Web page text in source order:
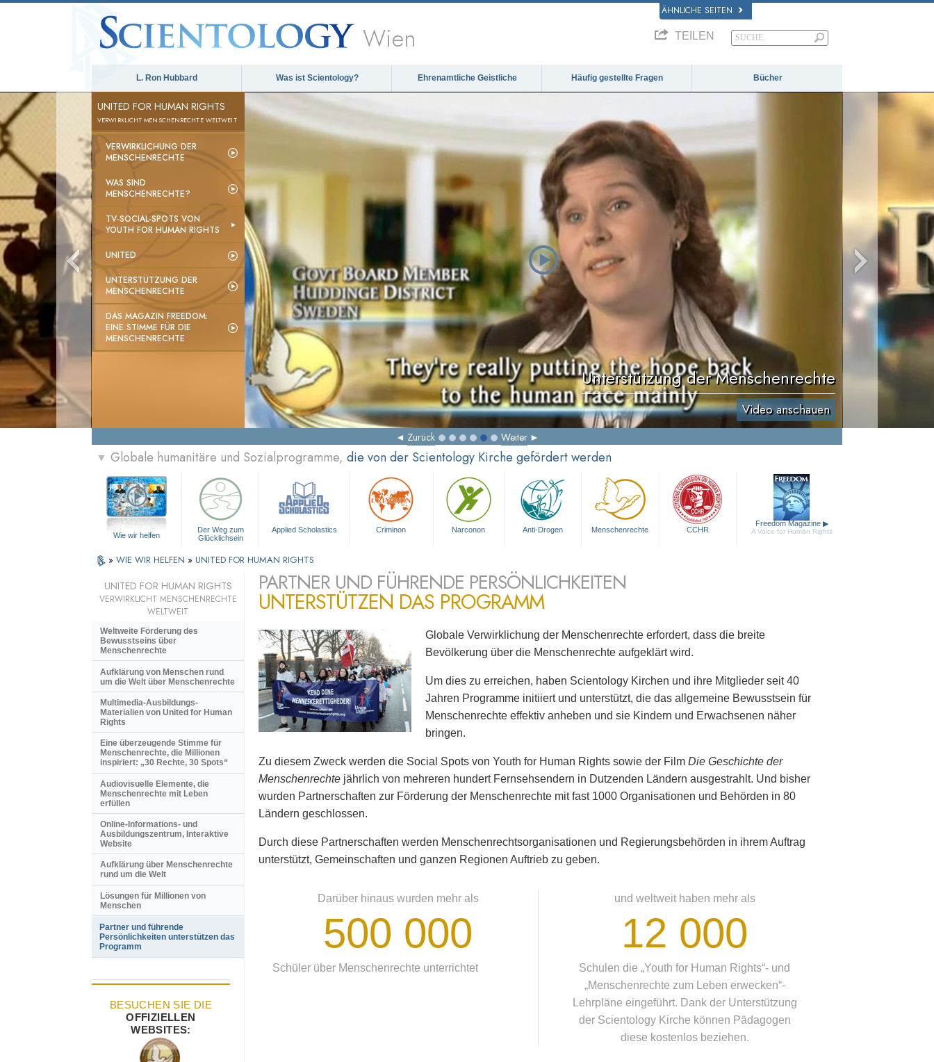
ÄHNLICHE SEITEN
Wien TEILEN
L. Ron Hubbard Was ist Scientology? Ehrenamtliche Geistliche Häufig gestellte Fragen Bücher
UNITED FOR HUMAN RIGHTS
VERWIRKLICHT MENSCHENRECHTE WELTWEIT
VERWIRKLICHUNG DER
MENSCHENRECHTE
WAS SIND
MENSCHENRECHTE?
TV-SOCIAL-SPOTS VON
YOUTH FOR HUMAN RIGHTS
UNITED
UNTERSTÜTZUNG DER
MENSCHENRECHTE
DAS MAGAZIN FREEDOM:
EINE STIMME FÜR DIE
MENSCHENRECHTE
Unterstützung der Menschenrechte
Video anschauen
Zurück Weiter
▼ Globale humanitäre und Sozialprogramme, die von der Scientology Kirche gefördert werden
Wie wir helfen
Der Weg zum
Glücklichsein
Applied Scholastics Criminon Narconon Anti-Drogen Menschenrechte CCHR
Freedom Magazine ▶
A Voice for Human Rights
» WIE WIR HELFEN » UNITED FOR HUMAN RIGHTS
PARTNER UND FÜHRENDE PERSÖNLICHKEITEN
UNTERSTÜTZEN DAS PROGRAMM
Globale Verwirklichung der Menschenrechte erfordert, dass die breite
Bevölkerung über die Menschenrechte aufgeklärt wird.
Um dies zu erreichen, haben Scientology Kirchen und ihre Mitglieder seit 40
Jahren Programme initiiert und unterstützt, die das allgemeine Bewusstsein für
Menschenrechte effektiv anheben und sie Kindern und Erwachsenen näher
bringen.
Zu diesem Zweck werden die Social Spots von Youth for Human Rights sowie der Film Die Geschichte der
Menschenrechte jährlich von mehreren hundert Fernsehsendern in Dutzenden Ländern ausgestrahlt. Und bisher
wurden Partnerschaften zur Förderung der Menschenrechte mit fast 1000 Organisationen und Behörden in 80
Ländern geschlossen.
Durch diese Partnerschaften werden Menschenrechts­organisationen und Regierungsbehörden in ihrem Auftrag
unterstützt, Gemeinschaften und ganzen Regionen Auftrieb zu geben.
Darüber hinaus wurden mehr als
500 000
Schüler über Menschenrechte unterrichtet
und weltweit haben mehr als
12 000
Schulen die „Youth for Human Rights“- und
„Menschenrechte zum Leben erwecken“-
Lehrpläne eingeführt. Dank der Unterstützung
der Scientology Kirche können Pädagogen
diese kostenlos beziehen.
UNITED FOR HUMAN RIGHTS
VERWIRKLICHT MENSCHENRECHTE
WELTWEIT
Weltweite Förderung des
Bewusstseins über
Menschenrechte
Aufklärung von Menschen rund
um die Welt über Menschenrechte
Multimedia-Ausbildungs-
Materialien von United for Human
Rights
Eine überzeugende Stimme für
Menschenrechte, die Millionen
inspiriert: „30 Rechte, 30 Spots“
Audiovisuelle Elemente, die
Menschenrechte mit Leben
erfüllen
Online-Informations- und
Ausbildungszentrum, Interaktive
Website
Aufklärung über Menschenrechte
rund um die Welt
Lösungen für Millionen von
Menschen
Partner und führende
Persönlichkeiten unterstützen das
Programm
BESUCHEN SIE DIE
OFFIZIELLEN
WEBSITES: